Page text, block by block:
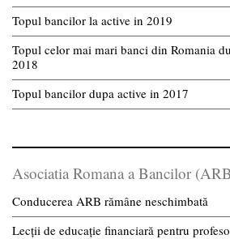
Topul bancilor la active in 2019
Topul celor mai mari banci din Romania
2018
Topul bancilor dupa active in 2017
Asociatia Romana a Bancilor
Conducerea ARB rămâne neschimbată
Lecții de educație financiară pentru